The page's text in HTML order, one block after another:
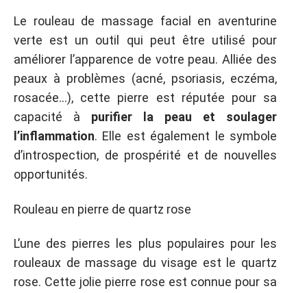
Le rouleau de massage facial en aventurine
verte est un outil qui peut être utilisé pour
améliorer l’apparence de votre peau.Alliée des
peaux à problèmes (acné, psoriasis, eczéma,
rosacée…), cette pierre est réputée pour sa
capacité à purifier la peau et soulager
l’inflammation. Elle est également le symbole
d’introspection, de prospérité et de nouvelles
opportunités.
Rouleau en pierre de quartz rose
L’une des pierres les plus populaires pour les
rouleaux de massage du visage est le quartz
rose. Cette jolie pierre rose est connue pour sa